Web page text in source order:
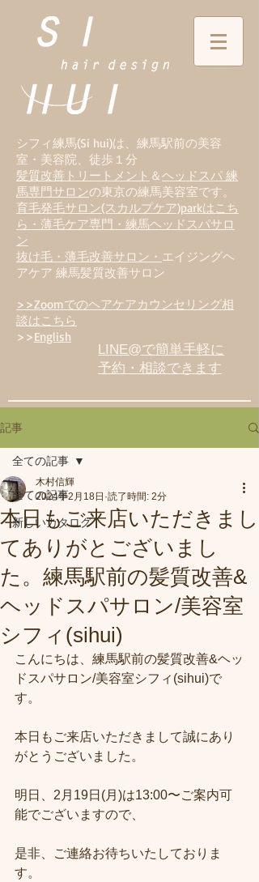
シフィ練馬(Si hui)は、 練馬駅前の美容
室・美容院、徒歩１分
髪質改善トリートメント ＆ヘッドスパ 練
馬専門サロンの東京の練馬美容室です。
育毛発毛サロン(スカルプケア)parkはこち
ら・薄毛ケア専門・練馬ヘッドスパサロ
ン
抜け毛・薄毛改善サロン・ エイジングヘ
アケア 練馬髪質改善サロン
>>Zoomでのヘアケアカウンセリング相
談はこちら
>>English
LINE@で簡単手軽に
予約・相談できます
記事
全ての記事
新しいカタログ
全ての記事
本日もご来店いただきまし
てありがとございまし
た。練馬駅前の髪質改善&
ヘッドスパサロン/美容室
シフィ(sihui)
木村信輝
2024年2月18日 読了時間: 2分
こんにちは、練馬駅前の髪質改善&ヘッ
ドスパサロン/美容室シフィ(sihui)で
す。
本日もご来店いただきまして誠にあり
がとうございました。
明日、2月19日(月)は13:00〜ご案内可
能でございますので、
是非、ご連絡お待ちいたしておりま
す。